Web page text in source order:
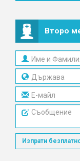
Второ
Изпрати